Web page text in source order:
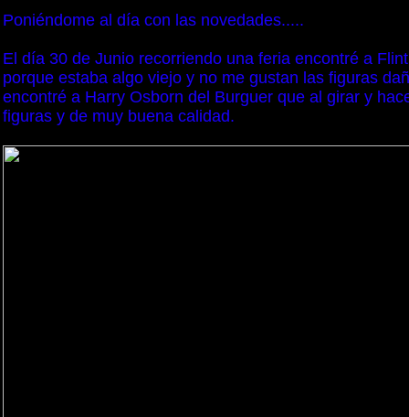
Poniéndome al día con las novedades.....
El día 30 de Junio recorriendo una feria encontré a
porque estaba algo viejo y no me gustan las figuras
encontré a Harry Osborn del Burguer que al girar y
figuras y de muy buena calidad.